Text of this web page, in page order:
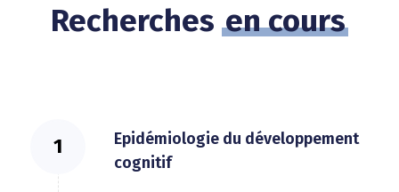
Recherches en cours
Epidémiologie du développement
cognitif